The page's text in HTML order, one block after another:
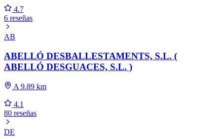
4.7
6 reseñas
AB
ABELLÓ DESBALLESTAMENTS, S.L. (
ABELLÓ DESGUACES, S.L. )
A 9.89 km
4.1
80 reseñas
DE